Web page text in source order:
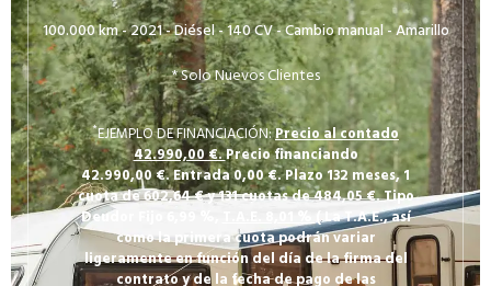
100.000 km - 2021 - Diésel - 140 CV - Cambio manual - Amarillo
* Solo Nuevos Clientes
*EJEMPLO DE FINANCIACIÓN:Precio al contado
42.990,00 €.Precio financiando
42.990,00€.Entrada 0,00€.Plazo 132meses,1
cuota de 602,64€y 131cuotas de 484,05€.Tipo
Deudor Fijo 6,99
(La T.A.E., así
como la primera cuota podrán variar
ligeramente en función del día de la firma del
contrato y de la fecha de pago de las